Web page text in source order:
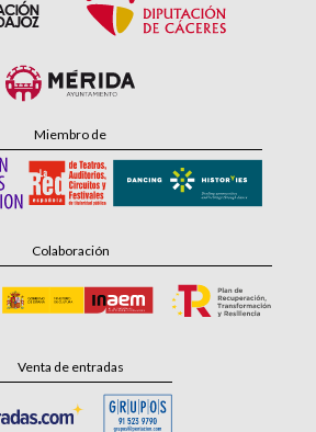
Miembro de
Colaboración
Venta de entradas